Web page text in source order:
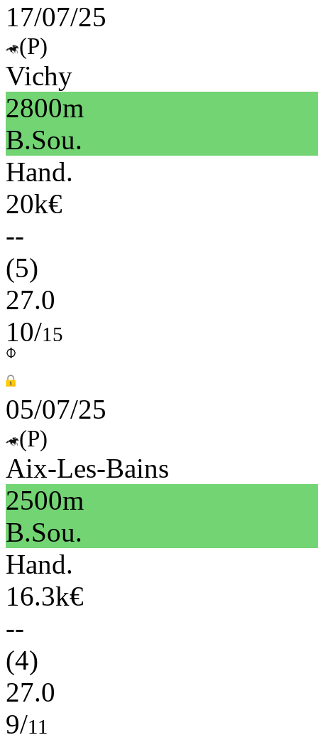
17/07/25
(P)
Vichy
2800m
B.Sou.
Hand.
20k€
--
(5)
27.0
10/15
05/07/25
(P)
Aix-Les-Bains
2500m
B.Sou.
Hand.
16.3k€
--
(4)
27.0
9/11